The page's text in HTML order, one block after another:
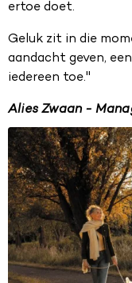
ertoe doet.
Geluk zit in die
aandacht geven,
iedereen toe."
Alies Zwaan -